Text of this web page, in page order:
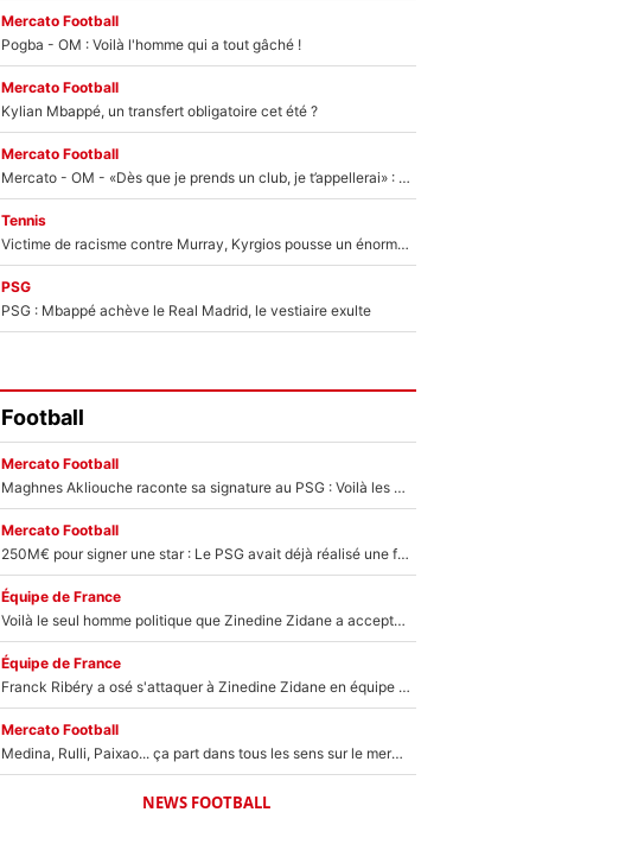
Mercato Football
Pogba - OM : Voilà l'homme qui a tout gâché !
Mercato Football
Kylian Mbappé, un transfert obligatoire cet été ?
Mercato Football
Mercato - OM - «Dès que je prends un club, je t’appellerai» : La promesse de Marcelino au moment de claquer la porte
Tennis
Victime de racisme contre Murray, Kyrgios pousse un énorme coup de gueule !
PSG
PSG : Mbappé achève le Real Madrid, le vestiaire exulte
Football
Mercato Football
Maghnes Akliouche raconte sa signature au PSG : Voilà les coulisses de son transfert de rêve à 50M€
Mercato Football
250M€ pour signer une star : Le PSG avait déjà réalisé une folie sur le mercato bien avant Neymar !
Équipe de France
Voilà le seul homme politique que Zinedine Zidane a accepté dans son entourage : «Je garde un très bon souvenir de lui»
Équipe de France
Franck Ribéry a osé s'attaquer à Zinedine Zidane en équipe de France : «Je n'aurais jamais fait ça»
Mercato Football
Medina, Rulli, Paixao... ça part dans tous les sens sur le mercato de l'OM : Frank McCourt va enfin récupérer l'argent qu'il attend ?
NEWS FOOTBALL